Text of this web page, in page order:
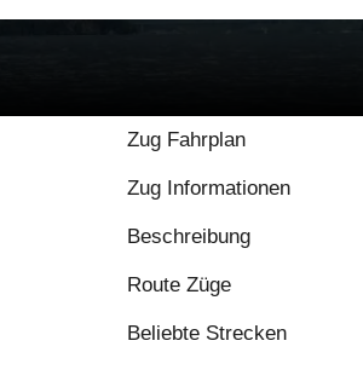
Zug Fahrplan
Zug Informationen
Beschreibung
Route Züge
Beliebte Strecken
9.2 / 10